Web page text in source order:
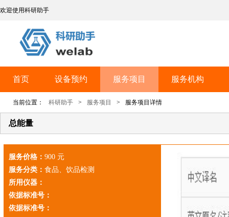
欢迎使用科研助手
首页 设备预约 服务项目 服务机构
当前位置： 科研助手 > 服务项目 > 服务项目详情
总能量
服务价格： 900 元
服务分类： 食品、饮品检测
所用仪器：
依据标准号：
依据标准号：